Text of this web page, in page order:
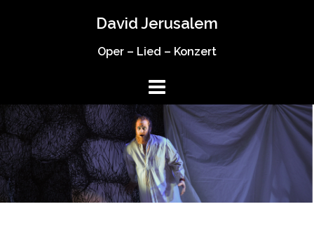
David Jerusalem
Oper – Lied – Konzert